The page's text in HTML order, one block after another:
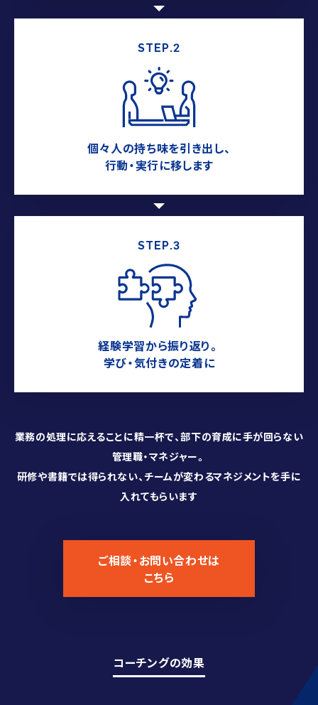
STEP.2
個々人の持ち味を引き出し、
行動・実行に移します
STEP.3
経験学習から振り返り。
学び・気付きの定着に
業務の処理に応えることに精一杯で、部下の育成に手が回らない
管理職・マネジャー。
研修や書籍では得られない、チームが変わるマネジメントを手に
入れてもらいます
ご相談・お問い合わせは
こちら
コーチングの効果